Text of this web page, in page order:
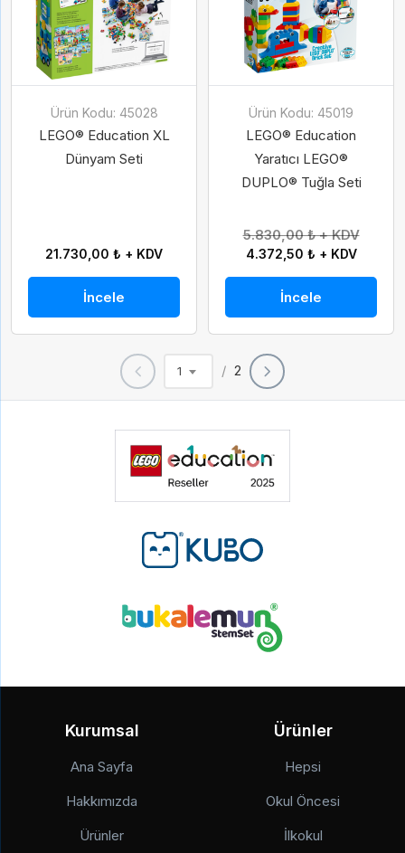
Ürün Kodu: 45028
LEGO® Education XL
Dünyam Seti
21.730,00 ₺ + KDV
İncele
Ürün Kodu: 45019
LEGO® Education
Yaratıcı LEGO®
DUPLO® Tuğla Seti
5.830,00 ₺ + KDV
4.372,50 ₺ + KDV
İncele
1 / 2
Kurumsal
Ana Sayfa
Hakkımızda
Ürünler
Ürünler
Hepsi
Okul Öncesi
İlkokul